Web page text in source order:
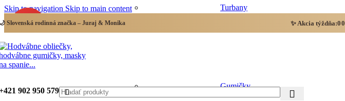
Skip to navigation Skip to main content
Slovenská rodinná značka – Juraj & Monika ✨ Akcia týždňa:00
Turbany
Gumičky
902 950 579
-12%
NOVINKY